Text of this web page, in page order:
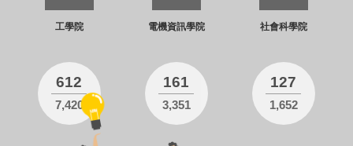
612
7,420
工學院
161
3,351
電機資訊學院
127
1,652
社會科學院